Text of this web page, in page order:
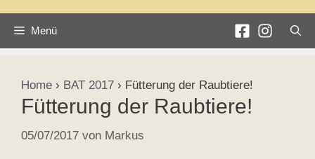
Menü
Home › BAT 2017 › Fütterung der Raubtiere!
Fütterung der Raubtiere!
05/07/2017 von Markus